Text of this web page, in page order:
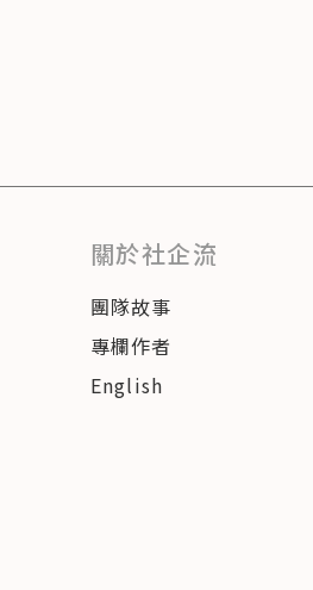
關於社企流
團隊故事
專欄作者
English